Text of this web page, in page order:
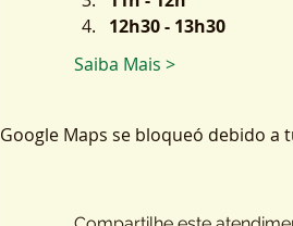
12h30 - 13h30
Saiba Mais >
Google Maps se bloqueó debido a